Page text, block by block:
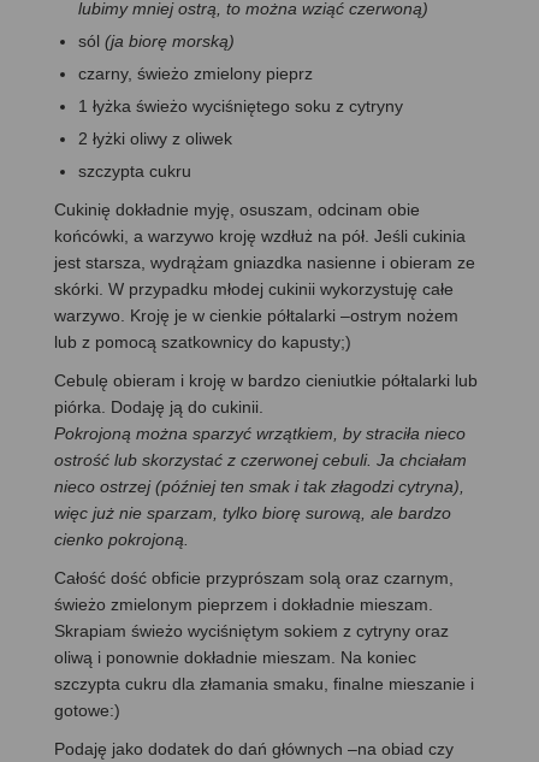
lubimy mniej ostrą, to można wziąć czerwoną)
sól (ja biorę morską)
czarny, świeżo zmielony pieprz
1 łyżka świeżo wyciśniętego soku z cytryny
2 łyżki oliwy z oliwek
szczypta cukru
Cukinię dokładnie myję, osuszam, odcinam obie
końcówki, a warzywo kroję wzdłuż na pół. Jeśli cukinia
jest starsza, wydrążam gniazdka nasienne i obieram ze
skórki. W przypadku młodej cukinii wykorzystuję całe
warzywo. Kroję je w cienkie półtalarki –ostrym nożem
lub z pomocą szatkownicy do kapusty;)
Cebulę obieram i kroję w bardzo cieniutkie półtalarki lub
piórka. Dodaję ją do cukinii.
Pokrojoną można sparzyć wrzątkiem, by straciła nieco
ostrość lub skorzystać z czerwonej cebuli. Ja chciałam
nieco ostrzej (później ten smak i tak złagodzi cytryna),
więc już nie sparzam, tylko biorę surową, ale bardzo
cienko pokrojoną.
Całość dość obficie przyprószam solą oraz czarnym,
świeżo zmielonym pieprzem i dokładnie mieszam.
Skrapiam świeżo wyciśniętym sokiem z cytryny oraz
oliwą i ponownie dokładnie mieszam. Na koniec
szczypta cukru dla złamania smaku, finalne mieszanie i
gotowe:)
Podaję jako dodatek do dań głównych –na obiad czy